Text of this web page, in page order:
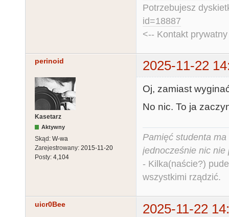
Potrzebujesz
id=18887
<-- Kontakt
perinoid 2025-11-22
Kasetarz
Aktywny
Skąd: W-wa
Zarejestrowany: 2015-11-20
Posty: 4,104
Oj, zamiast
No nic. To ja
Pamięć studenta
jednocześnie nic nie
- Kilka(naście?)
wszystkimi rządzić.
uicr0Bee
2025-11-22